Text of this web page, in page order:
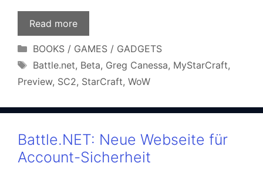
Read more
Categories
BOOKS / GAMES / GADGETS
Tags
Battle.net, Beta, Greg Canessa, MyStarCraft,
Preview, SC2, StarCraft, WoW
Battle.NET: Neue Webseite für
Account-Sicherheit